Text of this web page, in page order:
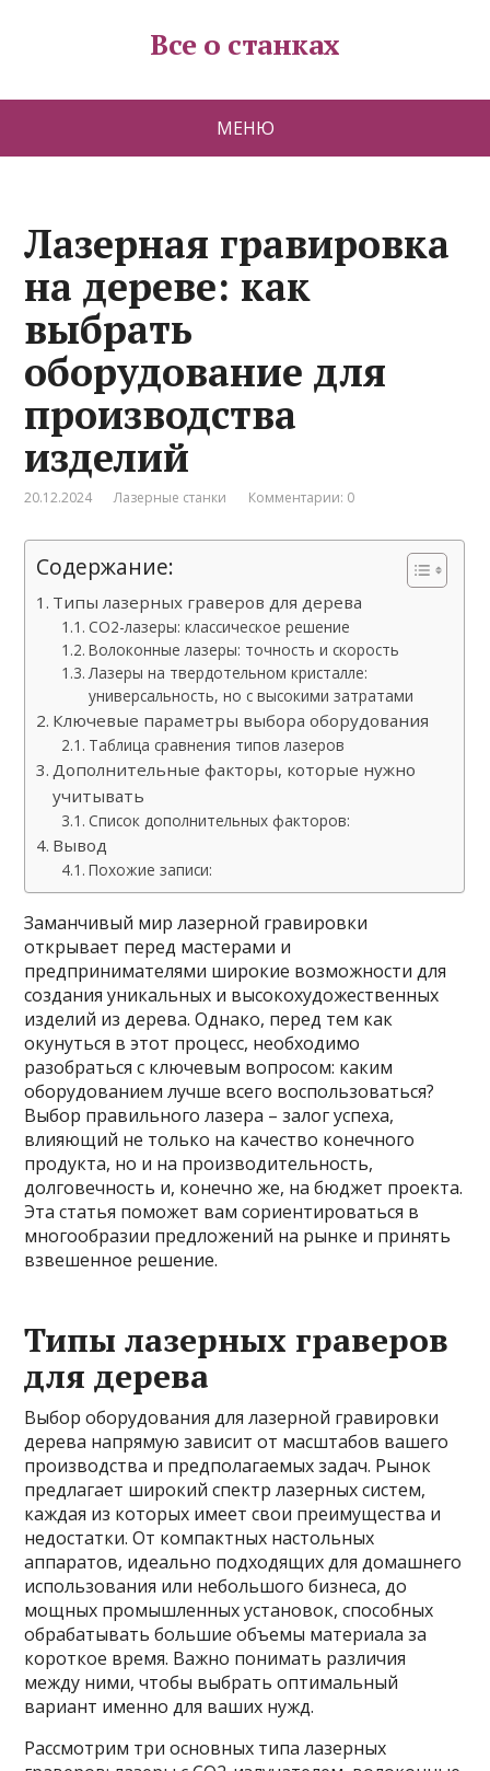
Все о станках
МЕНЮ
Лазерная гравировка
на дереве: как
выбрать
оборудование для
производства
изделий
20.12.2024 Лазерные станки Комментарии: 0
Содержание:
Типы лазерных граверов для дерева
CO2-лазеры: классическое решение
Волоконные лазеры: точность и скорость
Лазеры на твердотельном кристалле:
универсальность, но с высокими затратами
Ключевые параметры выбора оборудования
Таблица сравнения типов лазеров
Дополнительные факторы, которые нужно
учитывать
Список дополнительных факторов:
Вывод
Похожие записи:
Заманчивый мир лазерной гравировки
открывает перед мастерами и
предпринимателями широкие возможности для
создания уникальных и высокохудожественных
изделий из дерева. Однако, перед тем как
окунуться в этот процесс, необходимо
разобраться с ключевым вопросом: каким
оборудованием лучше всего воспользоваться?
Выбор правильного лазера – залог успеха,
влияющий не только на качество конечного
продукта, но и на производительность,
долговечность и, конечно же, на бюджет проекта.
Эта статья поможет вам сориентироваться в
многообразии предложений на рынке и принять
взвешенное решение.
Типы лазерных граверов
для дерева
Выбор оборудования для лазерной гравировки
дерева напрямую зависит от масштабов вашего
производства и предполагаемых задач. Рынок
предлагает широкий спектр лазерных систем,
каждая из которых имеет свои преимущества и
недостатки. От компактных настольных
аппаратов, идеально подходящих для домашнего
использования или небольшого бизнеса, до
мощных промышленных установок, способных
обрабатывать большие объемы материала за
короткое время. Важно понимать различия
между ними, чтобы выбрать оптимальный
вариант именно для ваших нужд.
Рассмотрим три основных типа лазерных